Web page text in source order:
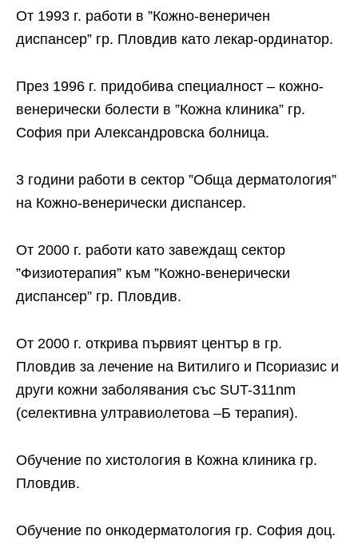
От 1993 г. работи в ”Кожно-венеричен
диспансер” гр. Пловдив като лекар-ординатор.
През 1996 г. придобива специалност – кожно-
венерически болести в ”Кожна клиника” гр.
София при Александровска болница.
3 години работи в сектор ”Обща дерматология”
на Кожно-венерически диспансер.
От 2000 г. работи като завеждащ сектор
”Физиотерапия” към ”Кожно-венерически
диспансер” гр. Пловдив.
От 2000 г. открива първият център в гр.
Пловдив за лечение на Витилиго и Псориазис и
други кожни заболявания със SUT-311nm
(селективна ултравиолетова –Б терапия).
Обучение по хистология в Кожна клиника гр.
Пловдив.
Обучение по онкодерматология гр. София доц.